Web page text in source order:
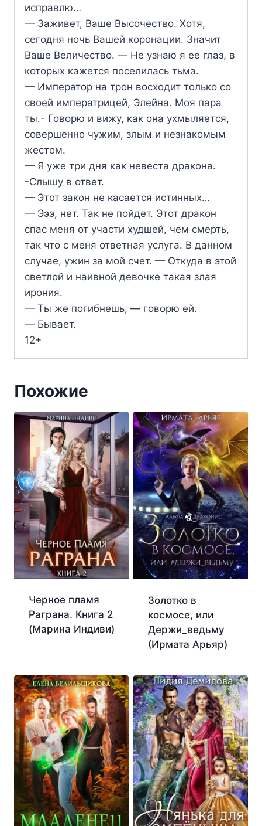
исправлю…
— Заживет, Ваше Высочество. Хотя,
сегодня ночь Вашей коронации. Значит
Ваше Величество. — Не узнаю я ее глаз, в
которых кажется поселилась тьма.
— Император на трон восходит только со
своей императрицей, Элейна. Моя пара
ты.- Говорю и вижу, как она ухмыляется,
совершенно чужим, злым и незнакомым
жестом.
— Я уже три дня как невеста дракона.
-Слышу в ответ.
— Этот закон не касается истинных…
— Эээ, нет. Так не пойдет. Этот дракон
спас меня от участи худшей, чем смерть,
так что с меня ответная услуга. В данном
случае, ужин за мой счет. — Откуда в этой
светлой и наивной девочке такая злая
ирония.
— Ты же погибнешь, — говорю ей.
— Бывает.
12+
Похожие
Черное пламя
Раграна. Книга 2
(Марина Индиви)
Золотко в
космосе, или
Держи_ведьму
(Ирмата Арьяр)